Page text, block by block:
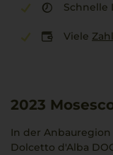
Schnelle
Viele
2023
In der
Dolcetto d'Alba